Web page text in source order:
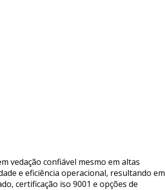
vedação confiável mesmo em altas
e eficiência operacional, resultando em
certificação iso 9001 e opções de